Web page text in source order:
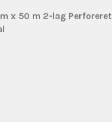
x 50 m 2-lag Perforeret